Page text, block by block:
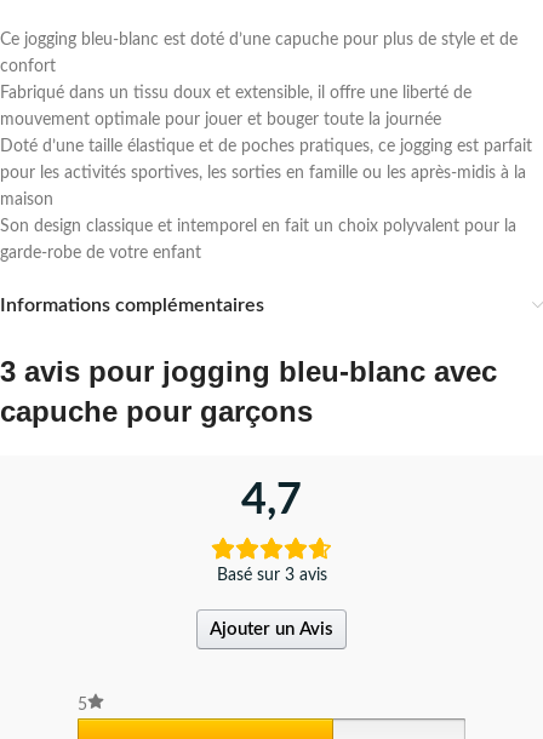
Ce jogging bleu-blanc est doté d’une capuche pour plus de style et de
confort
Fabriqué dans un tissu doux et extensible, il offre une liberté de
mouvement optimale pour jouer et bouger toute la journée
Doté d’une taille élastique et de poches pratiques, ce jogging est parfait
pour les activités sportives, les sorties en famille ou les après-midis à la
maison
Son design classique et intemporel en fait un choix polyvalent pour la
garde-robe de votre enfant
Informations complémentaires
3 avis pour jogging bleu-blanc avec
capuche pour garçons
4,7
Basé sur 3 avis
Ajouter un Avis
5